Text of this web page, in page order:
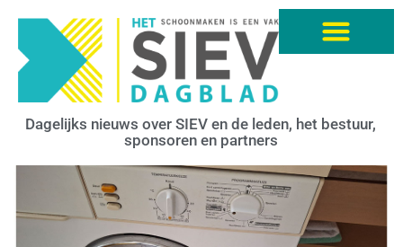
Dagelijks nieuws over SIEV en de leden, het bestuur,
sponsoren en partners